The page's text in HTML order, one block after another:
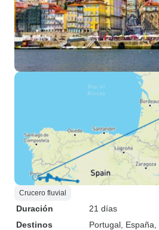
Crucero fluvial
Duración
21 días
Destinos
Portugal , España